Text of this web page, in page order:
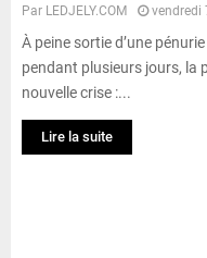
Par LEDJELY.COM vendredi
À peine sortie d’une
pendant plusieurs jours, la
nouvelle crise :...
Lire la suite